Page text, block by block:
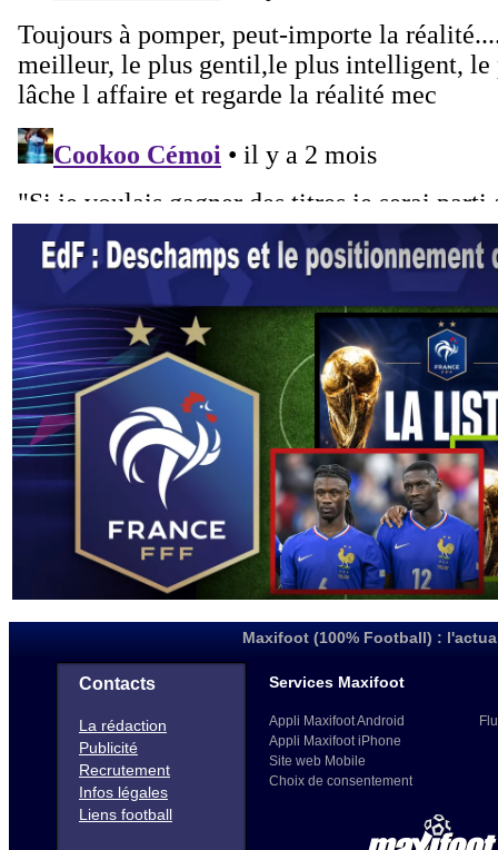
Maxifoot (100% Football) :
Contacts
La rédaction
Publicité
Recrutement
Infos légales
Liens football
Services Maxifoot
Appli Maxifoot Android
Appli Maxifoot iPhone
Site web Mobile
Choix de consentement